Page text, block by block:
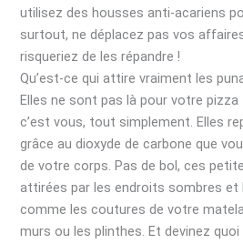
utilisez des housses anti-acariens
surtout, ne déplacez pas vos
risqueriez de les répandre !
Qu’est-ce qui attire vraiment les
Elles ne sont pas là pour votre
c’est vous, tout simplement. Elles
grâce au dioxyde de carbone que
de votre corps. Pas de bol, ces
attirées par les endroits sombres
comme les coutures de votre
murs ou les plinthes. Et devinez